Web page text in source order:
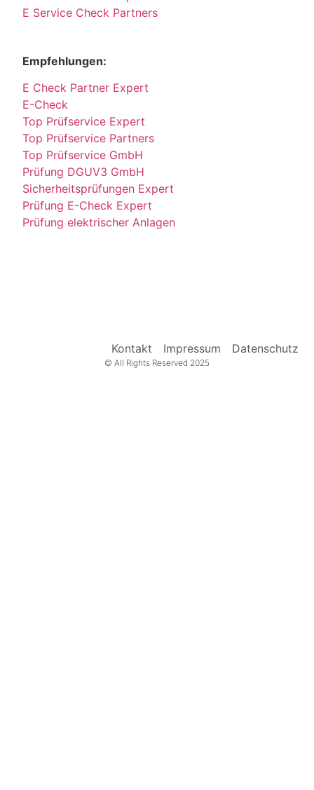
E Service Check Partners
Empfehlungen:
E Check Partner Expert
E-Check
Top Prüfservice Expert
Top Prüfservice Partners
Top Prüfservice GmbH
Prüfung DGUV3 GmbH
Sicherheitsprüfungen Expert
Prüfung E-Check Expert
Prüfung elektrischer Anlagen
Kontakt Impressum Datenschutz
© All Rights Reserved 2025